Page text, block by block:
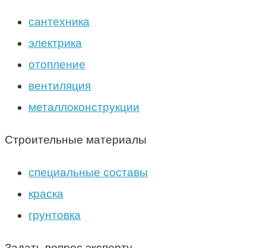
сантехника
электрика
отопление
вентиляция
металлоконструкции
Строительные материалы
специальные составы
краска
грунтовка